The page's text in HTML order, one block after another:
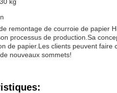
remontage de courroie de papier
processus de production.Sa
de papier.Les clients peuvent
nouveaux sommets!